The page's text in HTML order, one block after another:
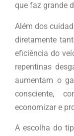
que faz grande
Além dos
diretamente
eficiência do
repentinas
aumentam o
consciente,
economizar e
A escolha do